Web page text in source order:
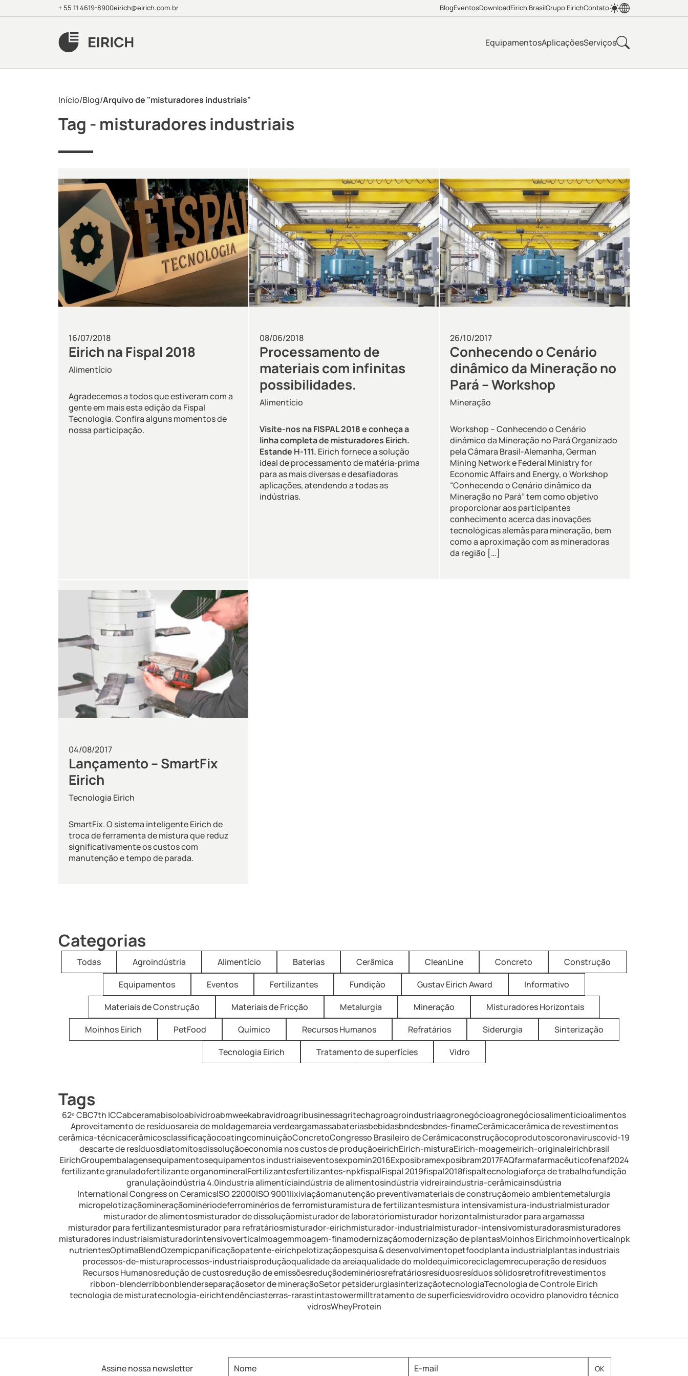
+ 55 11 4619-8900eirich@eirich.com.br BlogEventosDownloadEirich BrasilGrupo EirichContato
EquipamentosAplicaçõesServiços
Início/Blog/Arquivo de "misturadores industriais"
Tag - misturadores industriais
16/07/2018
Eirich na Fispal 2018
Alimentício
Agradecemos a todos que estiveram com a
gente em mais esta edição da Fispal
Tecnologia. Confira alguns momentos de
nossa participação.
08/06/2018
Processamento de
materiais com infinitas
possibilidades.
Alimentício
Visite-nos na FISPAL 2018 e conheça a
linha completa de misturadores Eirich.
Estande H-111. Eirich fornece a solução
ideal de processamento de matéria-prima
para as mais diversas e desafiadoras
aplicações, atendendo a todas as
indústrias.
26/10/2017
Conhecendo o Cenário
dinâmico da Mineração no
Pará – Workshop
Mineração
Workshop – Conhecendo o Cenário
dinâmico da Mineração no Pará Organizado
pela Câmara Brasil-Alemanha, German
Mining Network e Federal Ministry for
Economic Affairs and Energy, o Workshop
“Conhecendo o Cenário dinâmico da
Mineração no Pará” tem como objetivo
proporcionar aos participantes
conhecimento acerca das inovações
tecnológicas alemãs para mineração, bem
como a aproximação com as mineradoras
da região […]
04/08/2017
Lançamento – SmartFix
Eirich
Tecnologia Eirich
SmartFix. O sistema inteligente Eirich de
troca de ferramenta de mistura que reduz
significativamente os custos com
manutenção e tempo de parada.
Categorias
Todas Agroindústria Alimentício Baterias Cerâmica CleanLine Concreto
Construção
Equipamentos
Eventos Fertilizantes Fundição Gustav Eirich Award
Informativo
Materiais de Construção
Materiais de Fricção Metalurgia Mineração
Misturadores Horizontais
Moinhos Eirich
PetFood Químico Recursos Humanos Refratários Siderurgia
Sinterização
Tecnologia Eirich
Tratamento de superfícies Vidro
Tags
62º CBC7th ICCabceramabisoloabividroabmweekabravidroagribusinessagritechagroagroindustriaagronegócioagronegóciosalimenticioalimentos
Aproveitamento de resíduosareia de moldagemareia verdeargamassabateriasbebidasbndesbndes-finameCerâmicacerâmica de revestimentos
cerâmica-técnicacerâmicosclassificaçãocoatingcominuiçãoConcretoCongresso Brasileiro de Cerâmicaconstruçãocoprodutoscoronaviruscovid-19
descarte de resíduosdiatomitosdissoluçãoeconomia nos custos de produçãoeirichEirich-misturaEirich-moagemeirich-originaleirichbrasil
EirichGroupembalagensequipamentosequipamentos industriaiseventosexpomin2016Exposibramexposibram2017FAQfarmafarmacêuticofenaf2024
fertilizante granuladofertilizante organomineralFertilizantesfertilizantes-npkfispalFispal 2019fispal2018fispaltecnologiaforça de trabalhofundição
granulaçãoindústria 4.0industria alimentíciaindústria de alimentosindústria vidreiraindustria-cerâmicainsdústria
International Congress on CeramicsISO 22000ISO 9001lixiviaçãomanutenção preventivamateriais de construçãomeio ambientemetalurgia
micropelotizaçãomineraçãominériodeferrominérios de ferromisturamistura de fertilizantesmistura intensivamistura-industrialmisturador
misturador de alimentosmisturador de dissoluçãomisturador de laboratóriomisturador horizontalmisturador para argamassa
misturador para fertilizantesmisturador para refratáriosmisturador-eirichmisturador-industrialmisturador-intensivomisturadorasmisturadores
misturadores industriaismisturadorintensivoverticalmoagemmoagem-finamodernizaçãomodernização de plantasMoinhos Eirichmoinhoverticalnpk
nutrientesOptimaBlendOzempicpanificaçãopatente-eirichpelotizaçãopesquisa & desenvolvimentopetfoodplanta industrialplantas industriais
processos-de-misturaprocessos-industriaisproduçãoqualidade da areiaqualidade do moldequímicoreciclagemrecuperação de resíduos
Recursos Humanosredução de custosredução de emissõesreduçãodeminériosrefratáriosresíduosresíduos sólidosretrofitrevestimentos
ribbon-blenderribbonblenderseparaçãosetor de mineraçãoSetor petsiderurgiasinterizaçãotecnologiaTecnologia de Controle Eirich
tecnologia de misturatecnologia-eirichtendênciasterras-rarastintastowermilltratamento de superficiesvidrovidro ocovidro planovidro técnico
vidrosWheyProtein
Assine nossa newsletter